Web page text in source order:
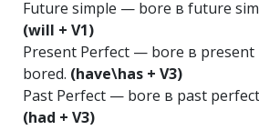
Future simple — bore в future
(will + V1)
Present Perfect — bore в present
bored. (have\has + V3)
Past Perfect — bore в past
(had + V3)